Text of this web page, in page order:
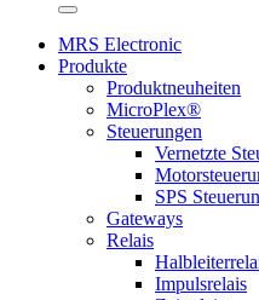
MRS Electronic
Produkte
Produktneuheiten
MicroPlex®
Steuerungen
Vernetzte
SPS
Gateways
Relais
Impulsrelais